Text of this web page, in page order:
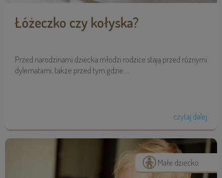
Łóżeczko czy kołyska?
Przed narodzinami dziecka młodzi rodzice stają przed różnymi
dylematami, także przed tym gdzie ...
czytaj dalej
Małe dziecko